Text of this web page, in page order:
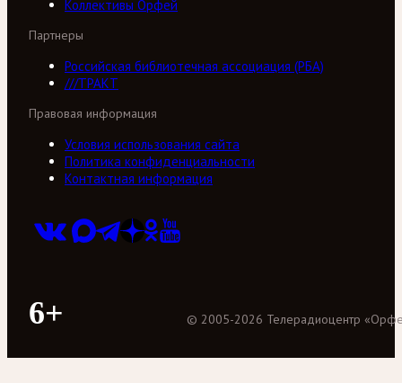
Коллективы Орфей
Партнеры
Российская библиотечная ассоциация (РБА)
///ТРАКТ
Правовая информация
Условия использования сайта
Политика конфиденциальности
Контактная информация
6+ © 2005-2026 Телерадиоцентр